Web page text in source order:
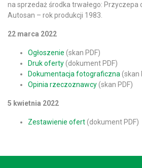
na sprzedaż środka trwałego: Przyczepa
Autosan – rok produkcji 1983.
22 marca 2022
Ogłoszenie (skan PDF)
Druk oferty(dokument PDF)
Dokumentacja fotograficzna (skan
Opinia rzeczoznawcy(skan PDF)
5 kwietnia 2022
Zestawienie ofert(dokument PDF)